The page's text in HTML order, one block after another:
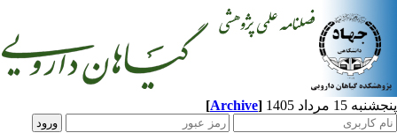
مرداد 1405 [Archive]